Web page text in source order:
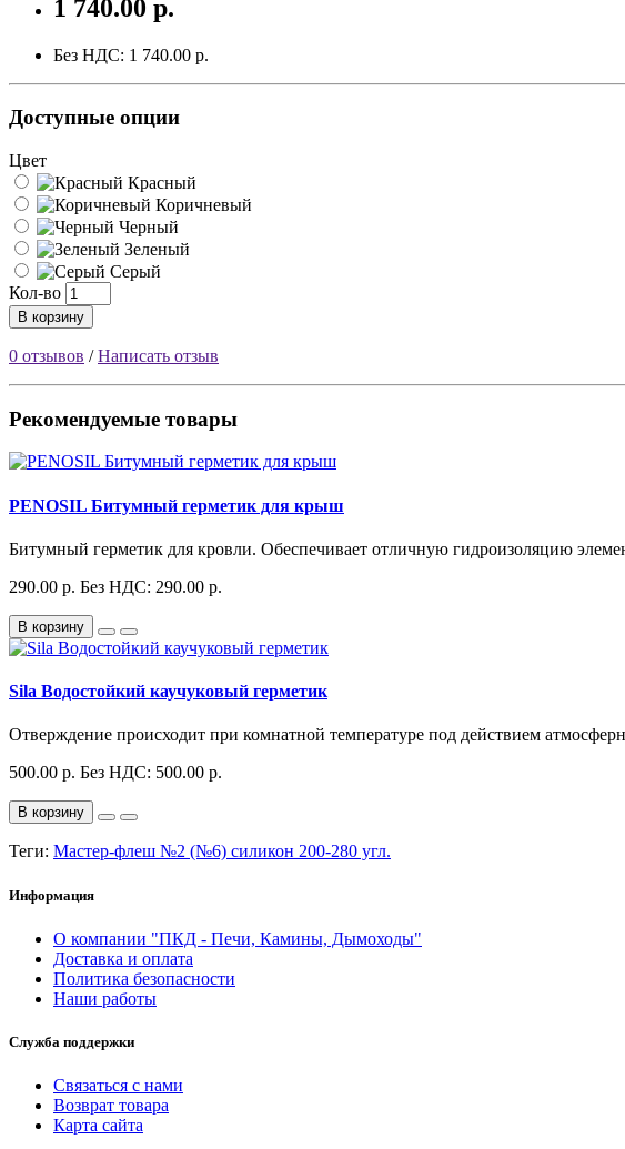
1 740.00 р.
Без НДС: 1 740.00 р.
Доступные опции
Цвет
Красный
Коричневый
Черный
Зеленый
Серый
Кол-во
В корзину
0 отзывов /Написать отзыв
Рекомендуемые товары
PENOSIL Битумный герметик для крыш
Битумный герметик для кровли. Обеспечивает отличную гидроизоляцию
290.00 р. Без НДС: 290.00 р.
В корзину
Sila Водостойкий каучуковый герметик
Отверждение происходит при комнатной температуре под действием
500.00 р. Без НДС: 500.00 р.
В корзину
Теги: Мастер-флеш №2 (№6) силикон 200-280 угл.
Информация
О компании "ПКД - Печи, Камины, Дымоходы"
Доставка и оплата
Политика безопасности
Наши работы
Служба поддержки
Связаться с нами
Возврат товара
Карта сайта